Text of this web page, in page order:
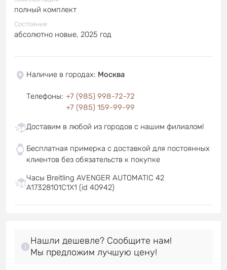
полный комплект
Состояние
абсолютно новые, 2025 год
Наличие в городах: Москва
Телефоны: +7 (985) 998-72-72
+7 (985) 159-99-99
Доставим в любой из городов с нашим филиалом!
Бесплатная примерка с доставкой для постоянных
клиентов без обязательств к покупке
Часы Breitling AVENGER AUTOMATIC 42
A17328101C1X1 (id 40942)
Нашли дешевле? Сообщите нам!
Мы предложим лучшую цену!